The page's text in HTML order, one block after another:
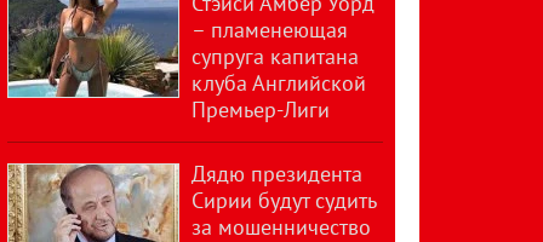
– пламенеющая
супруга капитана
клуба Английской
Премьер-Лиги
Дядю президента
Сирии будут судить
за мошенничество